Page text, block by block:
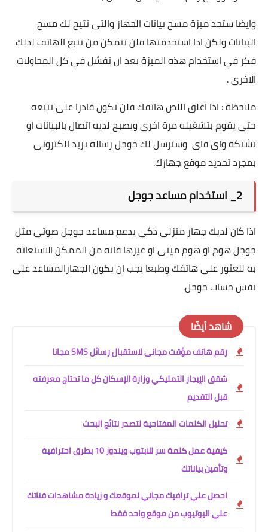
وايضا ستجد ميزة مسح بيانات الجهاز والتى تتيح لك مسح
البيانات ولكن اذا استخدمتها فلن تتمكن من تتبع الهاتف لذلك
فكر في استخدام هذه الميزة بعد ان تفشل في كل المحاولات
الاخرى .
ملاحظة : اذا اغلق اللص هاتفك فلن تكون قادرا على تتبعه
حتى يقوم بتشغيله مرة اخرى ويصبح لديه اتصال بالبيانات او
بشبكة واى فاى وسترسل لك جوجل رسالة بريد الكترونى
بمجرد تحديد موقع جهازك.
2_ استخدام مساعد جوجل
اذا كان لديك جهاز منزلى ذكى يدعم مساعد جوجل صوتى مثل
جوجل هوم او هوم مينى او غيرها فانه من الممكن الاستعانة
به للعثور على هاتفك وطبعا يجب ان يكون الجهازالمساعد على
نفس حساب جوجل.
شاهد أيضًا
رقم هاتف مؤقت مجانى لاستقبال رسائل SMS مجانا
شقق الإيجار التمليكي وزارة الإسكان كل ما تحتاج معرفته
قبل التقديم
تحليل الكلمات المفتاحية لتصدر نتائج البحث
كيفية عمل كلمة سر للابتوب ويندوز 10 بطرق احترافية
وتأمين بياناتك
احصل علي ترافيك مجاني لموقعك و زيادة مشاهدات قناتك
علي اليوتيوب من موقع واحد فقط